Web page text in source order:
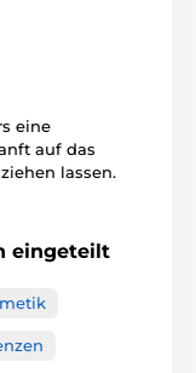
eine
auf das
lassen.
eingeteilt